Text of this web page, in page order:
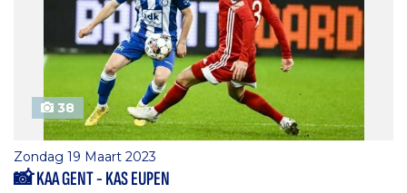
38
Zondag 19 Maart 2023
📸 KAA GENT - KAS EUPEN